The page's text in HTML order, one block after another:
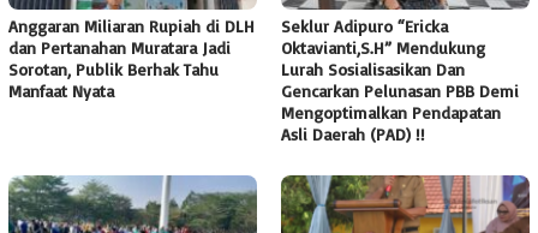
Anggaran Miliaran Rupiah di DLH
dan Pertanahan Muratara Jadi
Sorotan, Publik Berhak Tahu
Manfaat Nyata
Seklur Adipuro “Ericka
Oktavianti,S.H” Mendukung
Lurah Sosialisasikan Dan
Gencarkan Pelunasan PBB Demi
Mengoptimalkan Pendapatan
Asli Daerah (PAD) !!